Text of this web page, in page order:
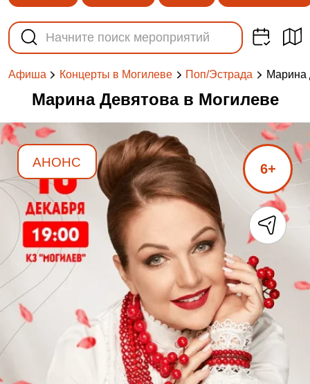
Афиша Концерты в Могилеве Поп/Эстрада Марина
Марина Девятова в Могилеве
АНОНС 6+